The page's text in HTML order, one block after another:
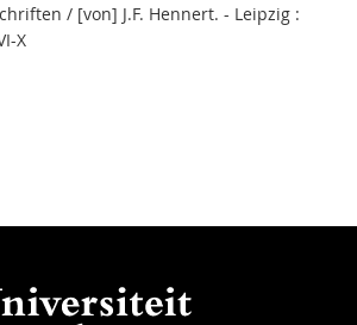
/ [von] J.F. Hennert. - Leipzig :
X